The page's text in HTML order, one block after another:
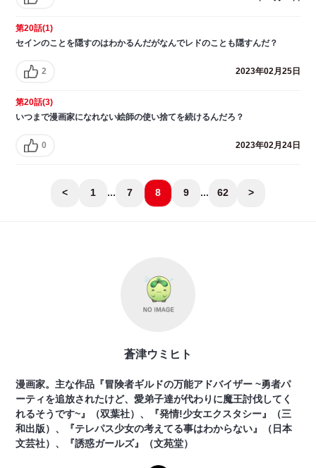
第20話(1)
セインのことを隠すのはわかるんだがなんでレドのことも隠すんだ？
2 2023年02月25日
第20話(3)
いつまで漫画家になれない絵師の使い捨てを続けるんだろ？
0 2023年02月24日
< 1 ... 7 8 9 ... 62 >
蒼津ウミヒト
漫画家。主な作品『冒険者ギルドの万能アドバイザー ~勇者パ
ーティを追放されたけど、愛弟子達が代わりに魔王討伐してく
れるそうです~』（双葉社）、『発情!少女エクスタシー』（三
和出版）、『テレパス少女の考えてる事はわからない』（日本
文芸社）、『誘惑ガールズ』（文苑堂）